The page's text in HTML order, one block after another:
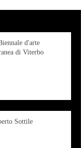
d'arte
di Viterbo
Sottile